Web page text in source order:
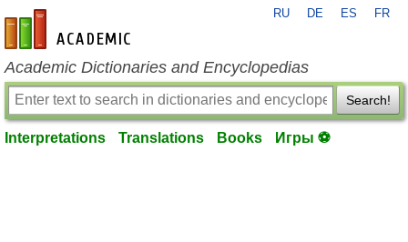
en-academic.com
RU DE ES FR
Academic Dictionaries and Encyclopedias
Search!
Interpretations Translations Books Игры ⚽